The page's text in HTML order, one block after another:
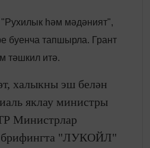
"Рухилык һәм мәдәният",
буенча тапшырла. Грант
тәшкил итә.
халыкны эш белән
яклау министры
Министрлар
брифингта "ЛУКОЙЛ"